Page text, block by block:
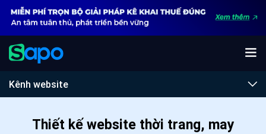
Kênh website
Thiết kế website thời trang, may